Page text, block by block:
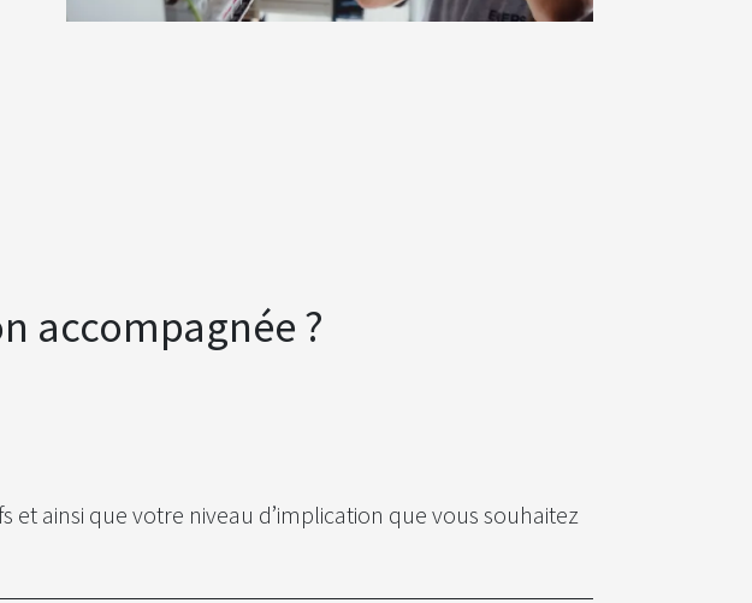
accompagnée ?
ainsi que votre niveau d’implication que vous souhaitez